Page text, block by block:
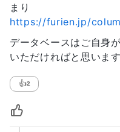
まり
https://furien.jp/
データベースはご自身
いただければと思います
👍2